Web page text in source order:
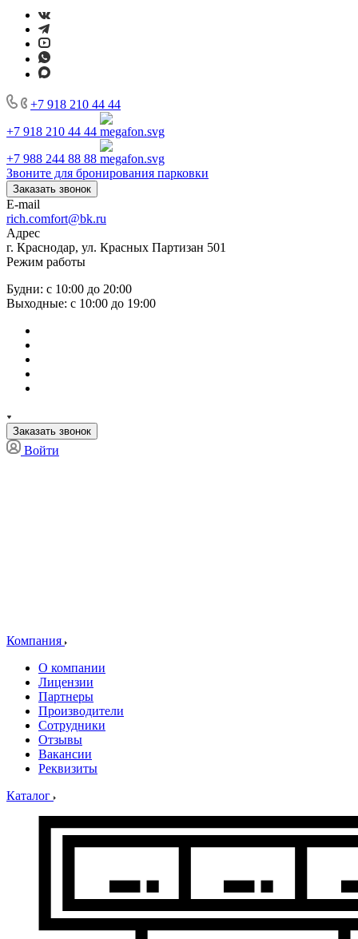
+7 918 210 44 44
+7 918 210 44 44
+7 988 244 88 88
Звоните для бронирования парковки
Заказать звонок
E-mail
rich.comfort@bk.ru
Адрес
г. Краснодар, ул. Красных Партизан 501
Режим работы
Будни: с 10:00 до 20:00
Выходные: с 10:00 до 19:00
Заказать звонок
Войти
Компания
О компании
Лицензии
Партнеры
Производители
Сотрудники
Отзывы
Вакансии
Реквизиты
Каталог